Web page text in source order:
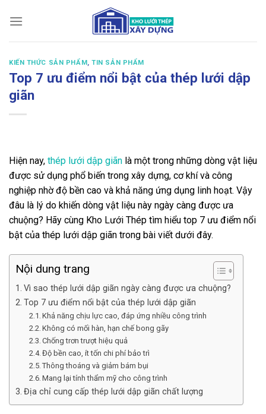
qua
KIẾN THỨC SẢN PHẨM,TIN SẢN PHẨM
Top 7 ưu điểm nổi bật của thép lưới dập
giãn
Hiện nay, thép lưới dập giãn là một trong những dòng vật liệu
được sử dụng phổ biến trong xây dựng, cơ khí và công
nghiệp nhờ độ bền cao và khả năng ứng dụng linh hoạt. Vậy
đâu là lý do khiến dòng vật liệu này ngày càng được ưa
chuộng? Hãy cùng Kho Lưới Thép tìm hiểu top 7 ưu điểm nổi
bật của thép lưới dập giãn trong bài viết dưới đây.
Nội dung trang
Vì sao thép lưới dập giãn ngày càng được ưa chuộng?
Top 7 ưu điểm nổi bật của thép lưới dập giãn
Khả năng chịu lực cao, đáp ứng nhiều công trình
Không có mối hàn, hạn chế bong gãy
Chống trơn trượt hiệu quả
Độ bền cao, ít tốn chi phí bảo trì
Thông thoáng và giảm bám bụi
Mang lại tính thẩm mỹ cho công trình
Địa chỉ cung cấp thép lưới dập giãn chất lượng